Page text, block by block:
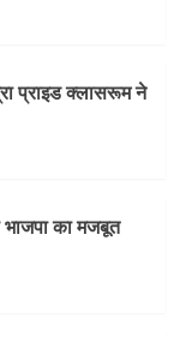
प्राइड क्लासरूम ने
भाजपा का मजबूत